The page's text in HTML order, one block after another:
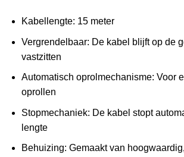
Kabellengte: 15 meter
Vergrendelbaar: De kabel blijft op de
vastzitten
Automatisch oprolmechanisme: Voor
oprollen
Stopmechaniek: De kabel stopt
lengte
Behuizing: Gemaakt van